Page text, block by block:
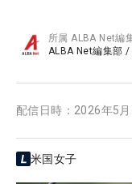
所属ALBA Net編
ALBA Net編集部 /
配信日時： 2026年5
米国女子